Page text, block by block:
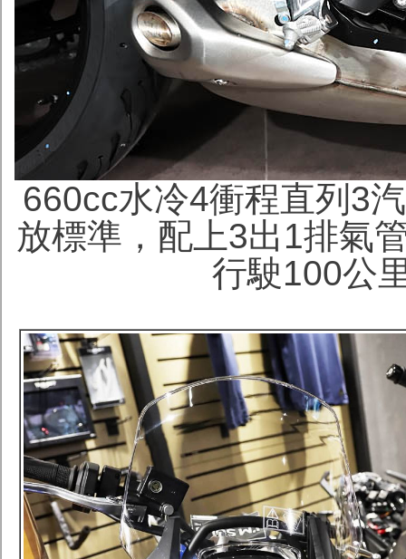
660cc水冷4衝程直列3
放標準，配上3出1排氣
行駛100公